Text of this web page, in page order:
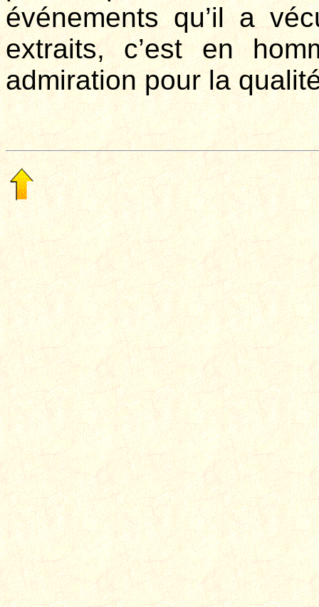
événements qu’il a
extraits, c’est en
admiration pour la